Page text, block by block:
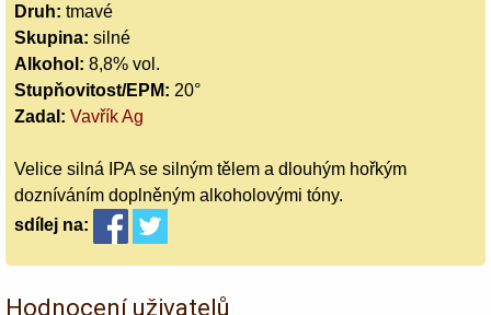
Druh: tmavé
Skupina: silné
Alkohol: 8,8% vol.
Stupňovitost/EPM: 20°
Zadal: Vavřík Ag
Velice silná IPA se silným tělem a dlouhým hořkým
dozníváním doplněným alkoholovými tóny.
sdílej na:
Hodnocení uživatelů